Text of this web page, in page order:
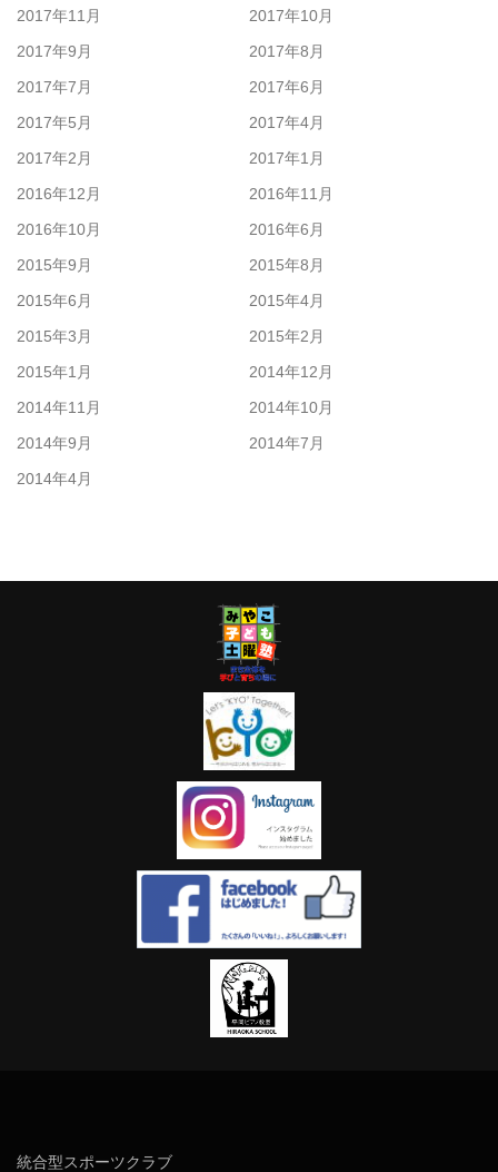
2017年11月
2017年10月
2017年9月
2017年8月
2017年7月
2017年6月
2017年5月
2017年4月
2017年2月
2017年1月
2016年12月
2016年11月
2016年10月
2016年6月
2015年9月
2015年8月
2015年6月
2015年4月
2015年3月
2015年2月
2015年1月
2014年12月
2014年11月
2014年10月
2014年9月
2014年7月
2014年4月
統合型スポーツクラブ